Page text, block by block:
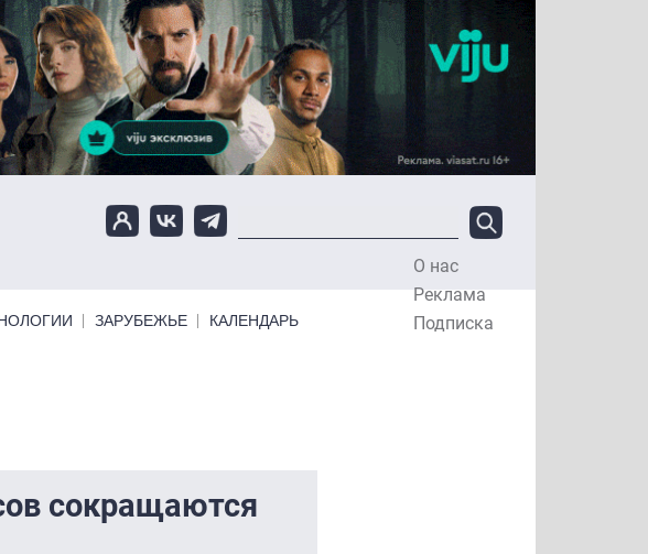
О нас
Реклама
Подписка
ЗАРУБЕЖЬЕ КАЛЕНДАРЬ
сокращаются